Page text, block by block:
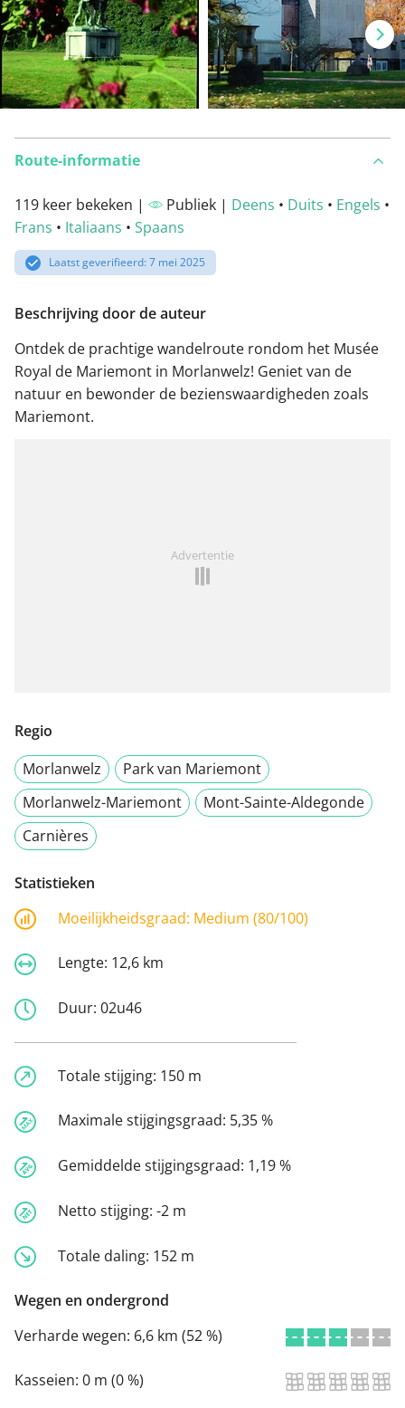
Route-informatie
119 keer bekeken | Publiek | Deens • Duits • Engels •
Frans • Italiaans • Spaans
Laatst geverifieerd: 7 mei 2025
Beschrijving door de auteur
Ontdek de prachtige wandelroute rondom het Musée
Royal de Mariemont in Morlanwelz! Geniet van de
natuur en bewonder de bezienswaardigheden zoals
Mariemont.
Advertentie
Regio
Morlanwelz
Park van Mariemont
Morlanwelz-Mariemont
Mont-Sainte-Aldegonde
Carnières
Statistieken
Moeilijkheidsgraad: Medium (80/100)
Lengte: 12,6 km
Duur: 02u46
Totale stijging: 150 m
Maximale stijgingsgraad: 5,35 %
Gemiddelde stijgingsgraad: 1,19 %
Netto stijging: -2 m
Totale daling: 152 m
Wegen en ondergrond
Verharde wegen: 6,6 km (52 %)
Kasseien: 0 m (0 %)